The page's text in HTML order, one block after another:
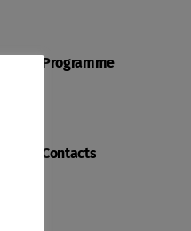
Programme
Contacts